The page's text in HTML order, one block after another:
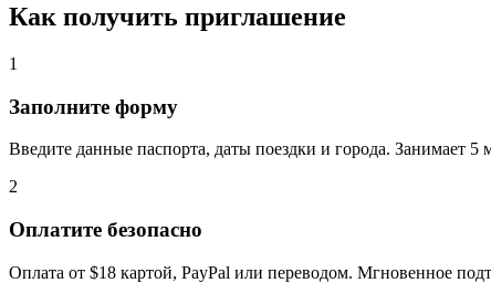
Как получить приглашение
1
Заполните форму
Введите данные паспорта, даты поездки и города. Занимает 5
2
Оплатите безопасно
Оплата от $18 картой, PayPal или переводом. Мгновенное